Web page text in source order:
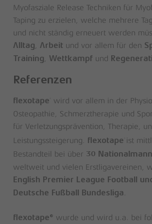
Myofasziale Release Techniken für
Taping zu erzielen, welche mehrere
und nicht ständig erneuert werden
Alltag, Arbeit und vor allem für den
Training, Wettkampf und
Referenzen
flexotape
wird vor allem in der
Osteopathie, Schmerztherapie und
für Verletzungsprävention, Therapie,
Leistungssteigerung. flexotape ist
Bestandteil bei über 30
weltweit und vielen Erstligavereinen,
English Premier League Football
Deutsche Fußball Bundesliga
flexotape® wurde und wird u.a. bei